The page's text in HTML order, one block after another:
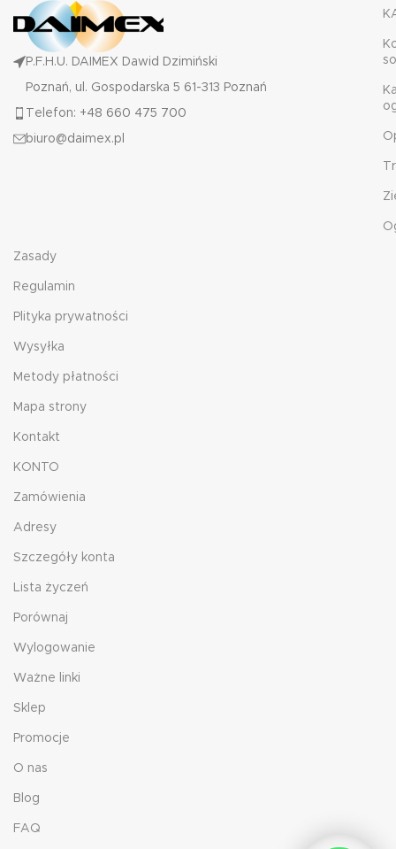
P.F.H.U. DAIMEX Dawid Dzimiński
Poznań, ul. Gospodarska 5 61-313 Poznań
Telefon: +48 660 475 700
biuro@daimex.pl
Zasady
Regulamin
Plityka prywatności
Wysyłka
Metody płatności
Mapa strony
Kontakt
KONTO
Zamówienia
Adresy
Szczegóły konta
Lista życzeń
Porównaj
Wylogowanie
Ważne linki
Sklep
Promocje
O nas
Blog
FAQ